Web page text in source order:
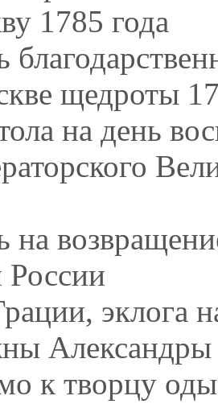
1785 года
щедроты
на день
на
России
эклога
к творцу